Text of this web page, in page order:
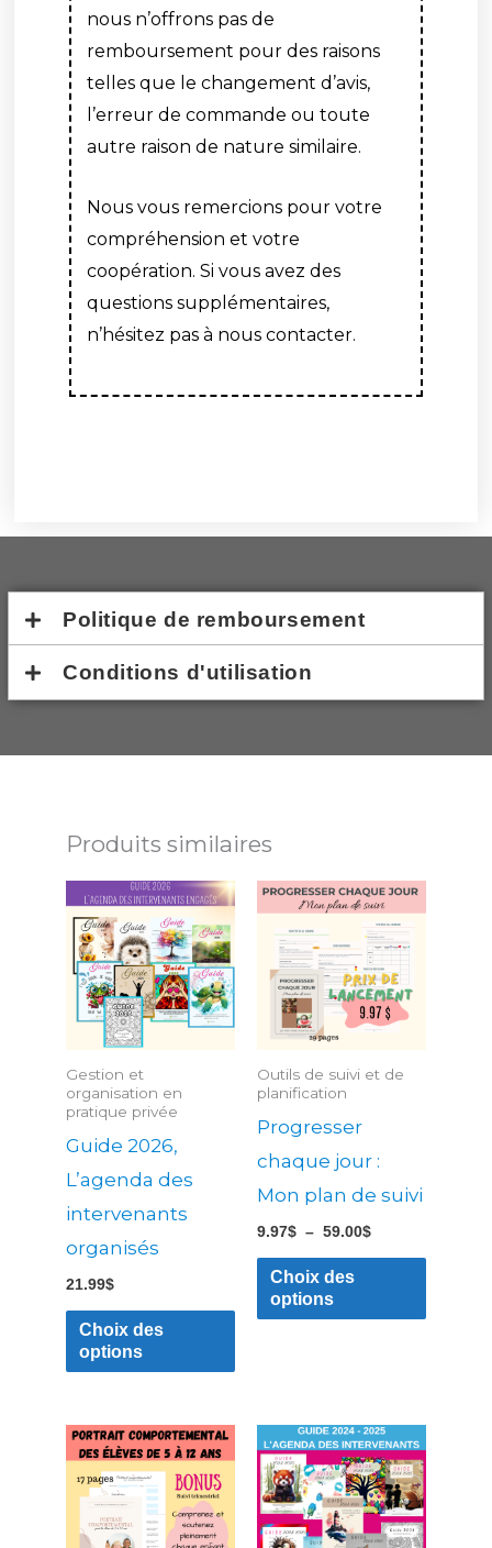
nous n’offrons pas de
remboursement pour des raisons
telles que le changement d’avis,
l’erreur de commande ou toute
autre raison de nature similaire.
Nous vous remercions pour votre
compréhension et votre
coopération. Si vous avez des
questions supplémentaires,
n’hésitez pas à nous contacter.
Politique de remboursement
Conditions d'utilisation
Produits similaires
Gestion et
organisation en
pratique privée
Guide 2026,
L’agenda des
intervenants
organisés
21.99$
Choix des
options
Ce
produit
plusieurs
variations.
options
peuvent
être
page
du
Outils de suivi et de
planification
Progresser
chaque jour :
Mon plan de suivi
9.97$ – 59.00$
Plage
de
prix :
9.97$
à
59.00$
Choix des
options
Plage
de
prix :
12.00$
à
149.00$
produit
plusieurs
Plage
de
prix :
16.99$
à
59.99$